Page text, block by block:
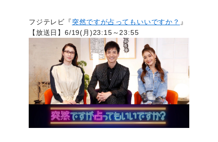
フジテレビ『突然ですが占ってもいいですか？ 』
【放送日】6/19(月)23:15～23:55